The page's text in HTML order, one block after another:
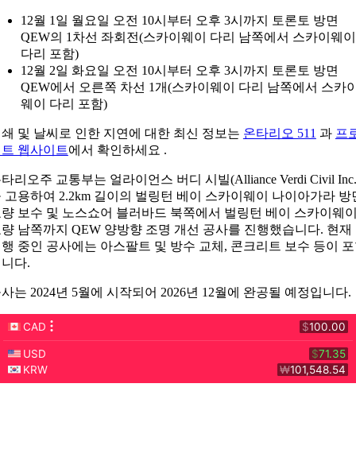
12월 1일 월요일 오전 10시부터 오후 3시까지 토론토 방면
QEW의 1차선 좌회전(스카이웨이 다리 남쪽에서 스카이웨이
다리 포함)
12월 2일 화요일 오전 10시부터 오후 3시까지 토론토 방면
QEW에서 오른쪽 차선 1개(스카이웨이 다리 남쪽에서 스카
웨이 다리 포함)
및 날씨로 인한 지연에 대한 최신 정보는 온타리오 511 과 프
웹사이트에서 확인하세요 .
리오주 교통부는 얼라이언스 버디 시빌(Alliance Verdi Civil
고용하여 2.2km 길이의 벌링턴 베이 스카이웨이 나이아가라 방
보수 및 노스쇼어 블러바드 북쪽에서 벌링턴 베이 스카이웨
남쪽까지 QEW 양방향 조명 개선 공사를 진행했습니다. 현재
중인 공사에는 아스팔트 및 방수 교체, 콘크리트 보수 등이
다.
는 2024년 5월에 시작되어 2026년 12월에 완공될 예정입니다.